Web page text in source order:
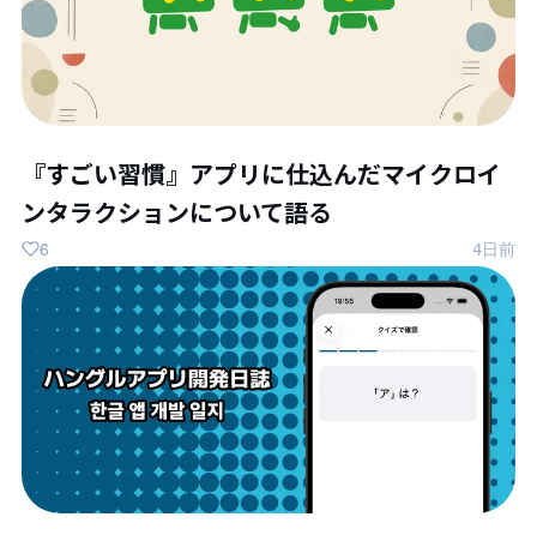
『すごい習慣』アプリに仕込んだマイクロイ
ンタラクションについて語る
4日前
6